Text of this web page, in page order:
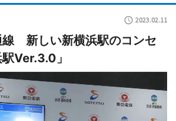
2023.02.11
線 新しい新横浜駅のコンセ
Ver.3.0」